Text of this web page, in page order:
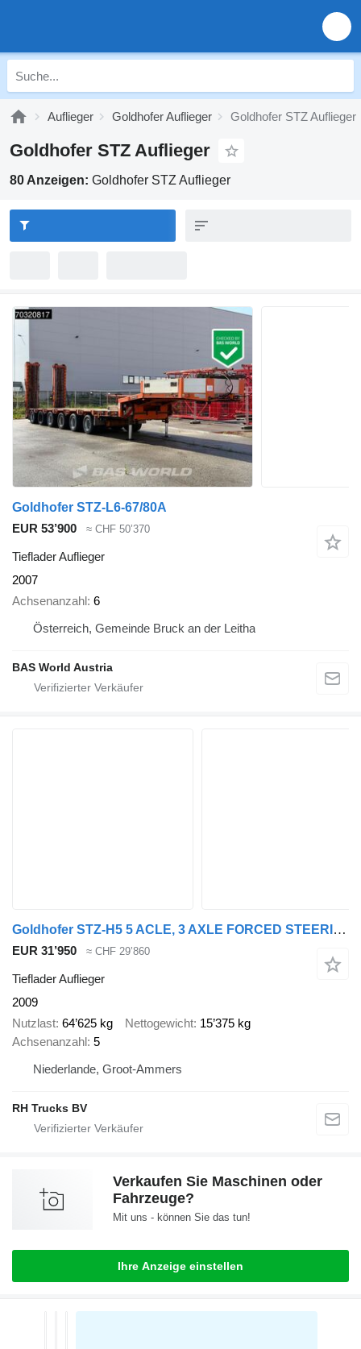
Auflieger Goldhofer Auflieger Goldhofer STZ Auflieger
Goldhofer STZ Auflieger
80 Anzeigen: Goldhofer STZ Auflieger
Goldhofer STZ-L6-67/80A
EUR 53’900
≈ CHF 50’370
Tieflader Auflieger
2007
Achsenanzahl 6
Österreich, Gemeinde Bruck an der Leitha
BAS World Austria
Goldhofer STZ-H5 5 ACLE, 3 AXLE FORCED STEERING, DOUBLE HYDRAULIC RAMPS, T
EUR 31’950 ≈ CHF 29’860
Tieflader Auflieger
2009
Nutzlast 64’625 kg Nettogewicht 15’375 kg
Achsenanzahl 5
Niederlande, Groot-Ammers
RH Trucks BV
Verkaufen Sie Maschinen oder
Fahrzeuge?
Mit uns - können Sie das tun!
Ihre Anzeige einstellen